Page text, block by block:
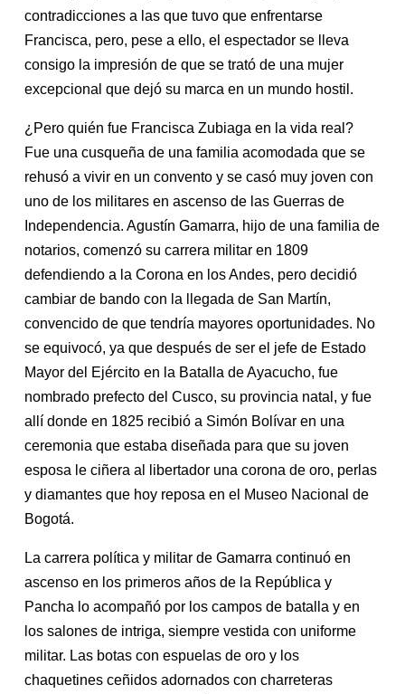
contradicciones a las que tuvo que enfrentarse
Francisca, pero, pese a ello, el espectador se lleva
consigo la impresión de que se trató de una mujer
excepcional que dejó su marca en un mundo hostil.
¿Pero quién fue Francisca Zubiaga en la vida real?
Fue una cusqueña de una familia acomodada que se
rehusó a vivir en un convento y se casó muy joven con
uno de los militares en ascenso de las Guerras de
Independencia. Agustín Gamarra, hijo de una familia de
notarios, comenzó su carrera militar en 1809
defendiendo a la Corona en los Andes, pero decidió
cambiar de bando con la llegada de San Martín,
convencido de que tendría mayores oportunidades. No
se equivocó, ya que después de ser el jefe de Estado
Mayor del Ejército en la Batalla de Ayacucho, fue
nombrado prefecto del Cusco, su provincia natal, y fue
allí donde en 1825 recibió a Simón Bolívar en una
ceremonia que estaba diseñada para que su joven
esposa le ciñera al libertador una corona de oro, perlas
y diamantes que hoy reposa en el Museo Nacional de
Bogotá.
La carrera política y militar de Gamarra continuó en
ascenso en los primeros años de la República y
Pancha lo acompañó por los campos de batalla y en
los salones de intriga, siempre vestida con uniforme
militar. Las botas con espuelas de oro y los
chaquetines ceñidos adornados con charreteras